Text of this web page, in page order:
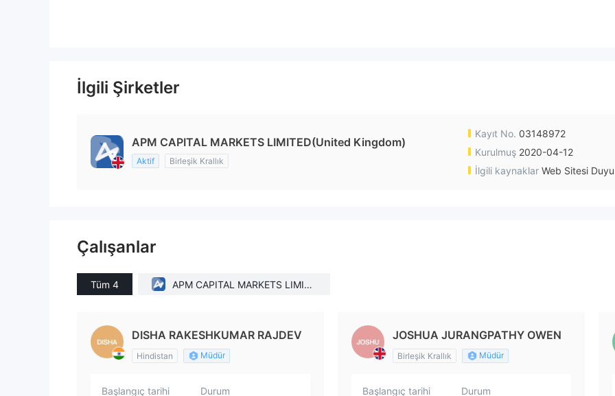
İlgili Şirketler
APM CAPITAL MARKETS LIMITED(United Kingdom)
Aktif Birleşik Krallık
Kayıt No. 03148972
Kurulmuş 2020-04-12
İlgili kaynaklar Web Sitesi
Çalışanlar
Tüm 4
APM CAPITAL MARKETS LIMITE
DISHA RAKESHKUMAR RAJDEV
Hindistan Müdür
Başlangıç tarihi Durum
JOSHUA JURANGPATHY OWEN
Birleşik Krallık Müdür
Başlangıç tarihi Durum